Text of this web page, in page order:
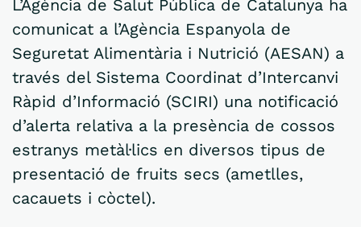
L’Agència de Salut Pública de Catalunya ha
comunicat a l’Agència Espanyola de
Seguretat Alimentària i Nutrició (AESAN) a
través del Sistema Coordinat d’Intercanvi
Ràpid d’Informació (SCIRI) una notificació
d’alerta relativa a la presència de cossos
estranys metàl·lics en diversos tipus de
presentació de fruits secs (ametlles,
cacauets i còctel).